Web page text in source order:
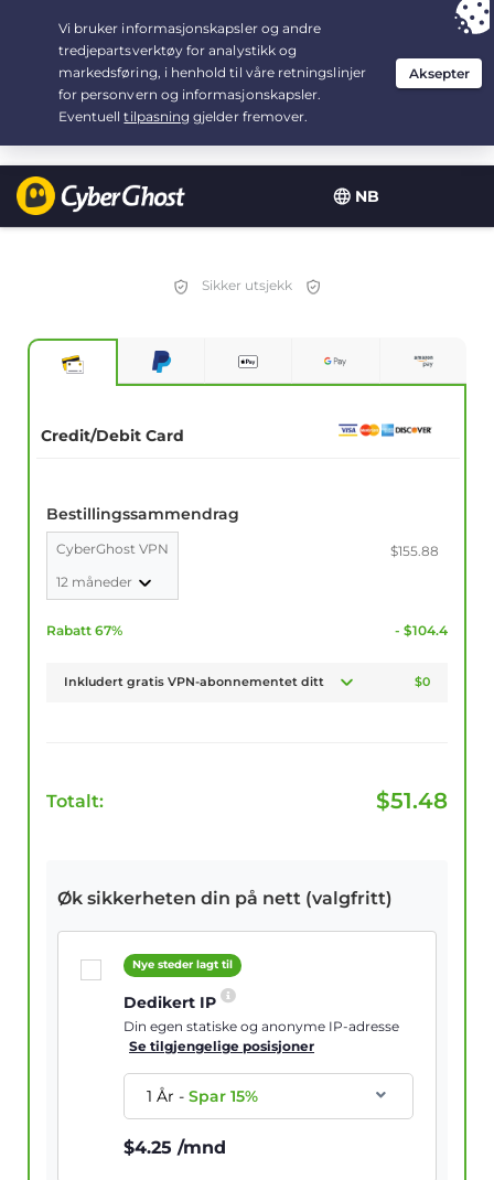
NB
Your choice: The Best Dealfor 3.3333333333333-years at $
/month
Sikker utsjekk
Credit/Debit Card
Bestillingssammendrag
CyberGhost VPN
12 måneder
$155.88
Rabatt 67% - $104.4
Inkludert gratis VPN-abonnementet ditt $0
Totalt: $51.48
Øk sikkerheten din på nett (valgfritt)
Nye steder lagt til
Dedikert IP
Din egen statiske og anonyme IP-adresse
Se tilgjengelige posisjoner
1 År-Spar15%
$4.25 /mnd